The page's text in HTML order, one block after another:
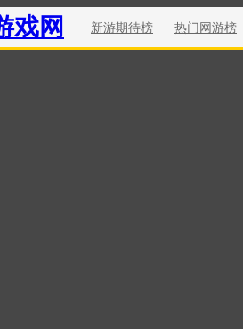
新游期待榜 热门网游榜